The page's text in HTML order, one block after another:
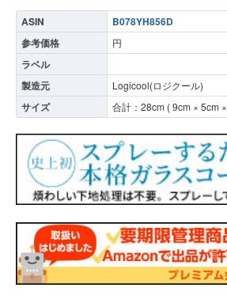
ASIN B078YH856D
参考価格
円
ラベル
製造元
Logicool(ロジクール)
サイズ 合計： 28cm (9cm × 5cm ×